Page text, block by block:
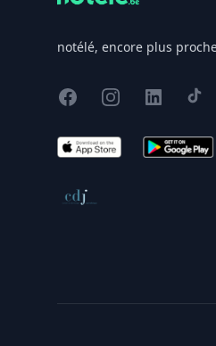
notélé, encore plus
FacebookInstagram
X
App Store Google Play
Conseil de déontologie